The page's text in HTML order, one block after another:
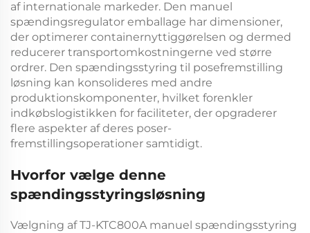
af internationale markeder. Den manuel
spændingsregulator emballage har dimensioner,
der optimerer containernyttiggørelsen og dermed
reducerer transportomkostningerne ved større
ordrer. Den spændingsstyring til posefremstilling
løsning kan konsolideres med andre
produktionskomponenter, hvilket forenkler
indkøbslogistikken for faciliteter, der opgraderer
flere aspekter af deres poser-
fremstillingsoperationer samtidigt.
Hvorfor vælge denne
spændingsstyringsløsning
Vælgning afTJ-KTC800A manuel spændingsstyring